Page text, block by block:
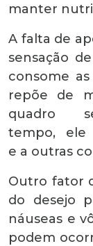
manter
A falta de
sensação
consome
repõe de
quadro
tempo,
e a outras
Outro fator
do desejo
náuseas e
podem